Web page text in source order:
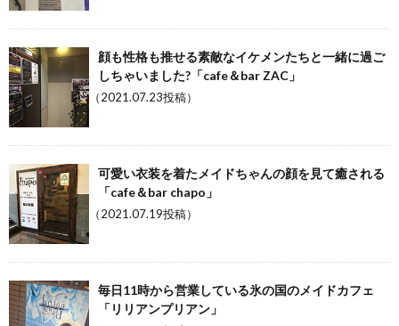
顔も性格も推せる素敵なイケメンたちと一緒に過ご
しちゃいました?「cafe＆bar ZAC」
（2021.07.23投稿）
可愛い衣装を着たメイドちゃんの顔を見て癒される
「cafe＆bar chapo」
（2021.07.19投稿）
毎日11時から営業している氷の国のメイドカフェ
「リリアンプリアン」